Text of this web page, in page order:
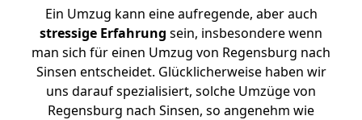
Ein Umzug kann eine aufregende, aber auch
stressige Erfahrung sein, insbesondere wenn
man sich für einen Umzug von Regensburg nach
Sinsen entscheidet. Glücklicherweise haben wir
uns darauf spezialisiert, solche Umzüge von
Regensburg nach Sinsen, so angenehm wie